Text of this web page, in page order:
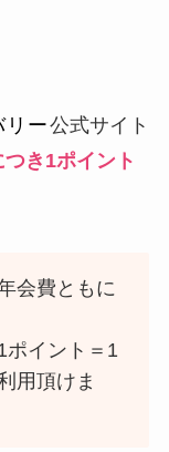
ー公式サイト
き1ポイント
会費ともに
イント＝1
用頂けま